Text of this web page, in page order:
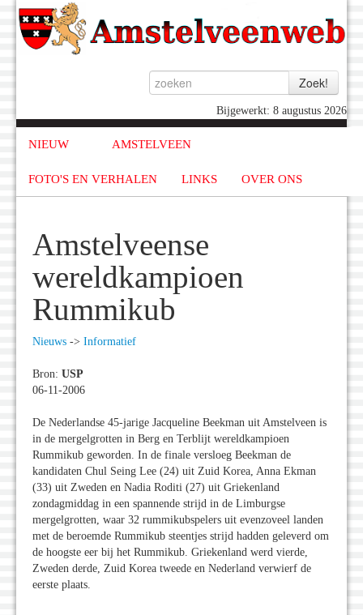
Bijgewerkt: 8 augustus 2026
NIEUW AMSTELVEEN
FOTO'S EN VERHALEN LINKS OVER ONS
Amstelveense
wereldkampioen
Rummikub
Nieuws -> Informatief
Bron: USP
06-11-2006
De Nederlandse 45-jarige Jacqueline Beekman uit Amstelveen is
in de mergelgrotten in Berg en Terblijt wereldkampioen
Rummikub geworden. In de finale versloeg Beekman de
kandidaten Chul Seing Lee (24) uit Zuid Korea, Anna Ekman
(33) uit Zweden en Nadia Roditi (27) uit Griekenland
zondagmiddag in een spannende strijd in de Limburgse
mergelgrotten, waar 32 rummikubspelers uit evenzoveel landen
met de beroemde Rummikub steentjes strijd hadden geleverd om
de hoogste eer bij het Rummikub. Griekenland werd vierde,
Zweden derde, Zuid Korea tweede en Nederland verwierf de
eerste plaats.